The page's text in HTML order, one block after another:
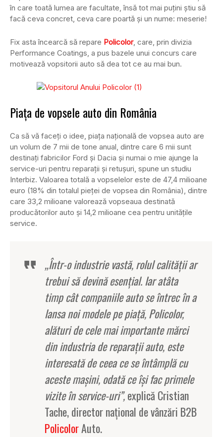
în care toată lumea are facultate, însă tot mai puțini știu să
facă ceva concret, ceva care poartă și un nume: meserie!
Fix asta încearcă să repare Policolor, care, prin divizia
Performance Coatings, a pus bazele unui concurs care
motivează vopsitorii auto să dea tot ce au mai bun.
Piața de vopsele auto din România
Ca să vă faceți o idee, piața națională de vopsea auto are
un volum de 7 mii de tone anual, dintre care 6 mii sunt
destinați fabricilor Ford și Dacia și numai o mie ajunge la
service-uri pentru reparații și retușuri, spune un studiu
Interbiz. Valoarea totală a vopselelor este de 47,4 milioane
euro (18% din totalul pieței de vopsea din România), dintre
care 33,2 milioane valorează vopseaua destinată
producătorilor auto și 14,2 milioane cea pentru unitățile
service.
„Într-o industrie vastă, rolul calității ar
trebui să devină esențial. Iar atâta
timp cât companiile auto se întrec în a
lansa noi modele pe piață, Policolor,
alături de cele mai importante mărci
din industria de reparații auto, este
interesată de ceea ce se întâmplă cu
aceste mașini, odată ce își fac primele
vizite în service-uri”,explică Cristian
Tache, director național de vânzări B2B
PolicolorAuto.